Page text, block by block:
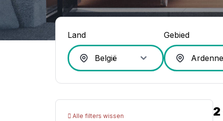
Land Gebied
Alle filters wissen 2